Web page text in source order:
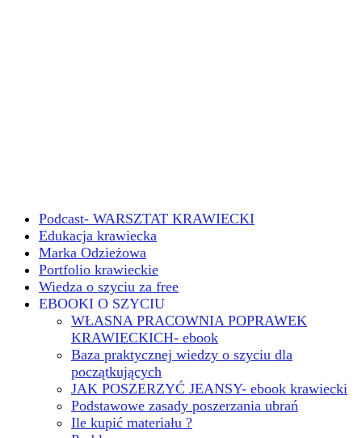
Podcast- WARSZTAT KRAWIECKI
Edukacja krawiecka
Marka Odzieżowa
Portfolio krawieckie
Wiedza o szyciu za free
EBOOKI O SZYCIU
WŁASNA PRACOWNIA POPRAWEK
KRAWIECKICH- ebook
Baza praktycznej wiedzy o szyciu dla
początkujących
JAK POSZERZYĆ JEANSY- ebook krawiecki
Podstawowe zasady poszerzania ubrań
Ile kupić materiału ?